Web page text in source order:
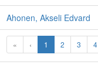
Ahonen, Akseli Edvard
« ‹ 1 2 3 4